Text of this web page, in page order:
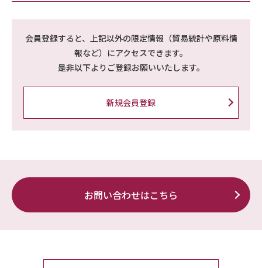
会員登録すると、上記以外の限定情報（貿易統計や原料情
報など）にアクセスできます。
是非以下よりご登録お願いいたします。
新規会員登録
お問い合わせはこちら